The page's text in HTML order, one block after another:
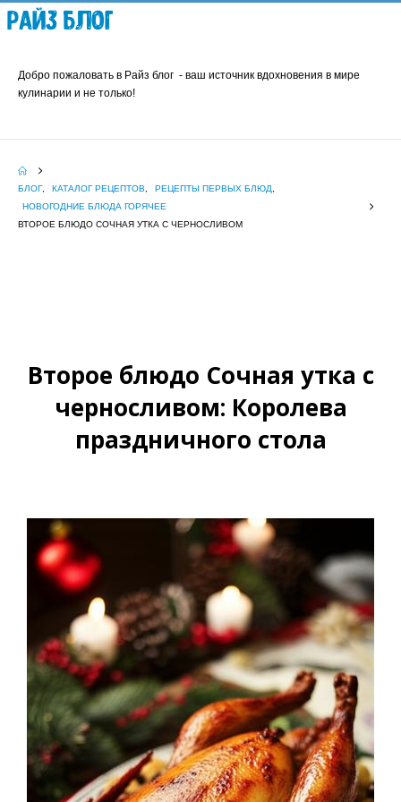
Райз Блог
Добро пожаловать в Райз блог - ваш источник вдохновения в мире
кулинарии и не только!
БЛОГ, КАТАЛОГ РЕЦЕПТОВ РЕЦЕПТЫ ПЕРВЫХ БЛЮД
НОВОГОДНИЕ БЛЮДА ГОРЯЧЕЕ
ВТОРОЕ БЛЮДО СОЧНАЯ УТКА С ЧЕРНОСЛИВОМ
Второе блюдо Сочная утка с
черносливом: Королева
праздничного стола